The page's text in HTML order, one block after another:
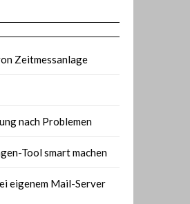
Zeitmessanlage
nach Problemen
Tool smart machen
eigenem Mail-Server